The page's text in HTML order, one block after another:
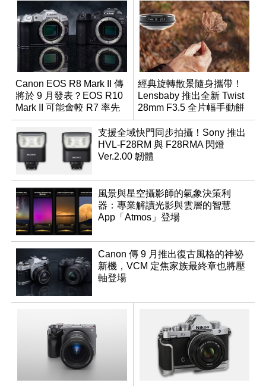
Canon EOS R8 Mark II 傳
將於 9 月發表？EOS R10
Mark II 可能會較 R7 率先
推出
經典旋轉散景隨身攜帶！
Lensbaby 推出全新 Twist
28mm F3.5 全片幅手動餅
乾鏡
支援全域快門同步拍攝！Sony 推出
HVL-F28RM 與 F28RMA 閃燈
Ver.2.00 韌體
風景與星空攝影師的氣象決策利
器：專業解讀光影與雲層的智慧
App「Atmos」登場
Canon 傳 9 月推出復古風格的神祕
新機，VCM 定焦家族最終章也將壓
軸登場